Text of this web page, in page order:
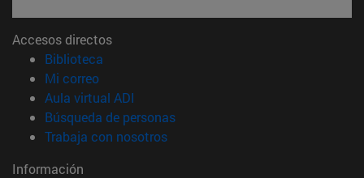
Accesos directos
Biblioteca
Mi correo(abre en nueva ventana)
Aula virtual ADI
Búsqueda de personas(abre en nueva ventana)
Trabaja con nosotros(abre en nueva ventana)
Información